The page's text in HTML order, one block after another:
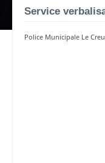
Service
Police Municipale Le